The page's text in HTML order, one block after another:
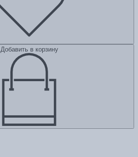
Добавить в корзину